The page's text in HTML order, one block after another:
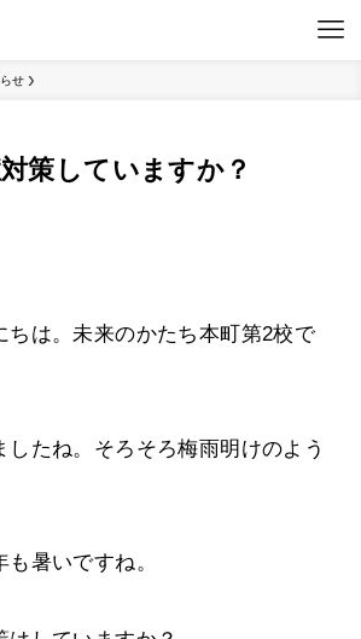
せ
策していますか？
ちは。未来のかたち本町第2校で
したね。そろそろ梅雨明けのよう
暑いですね。